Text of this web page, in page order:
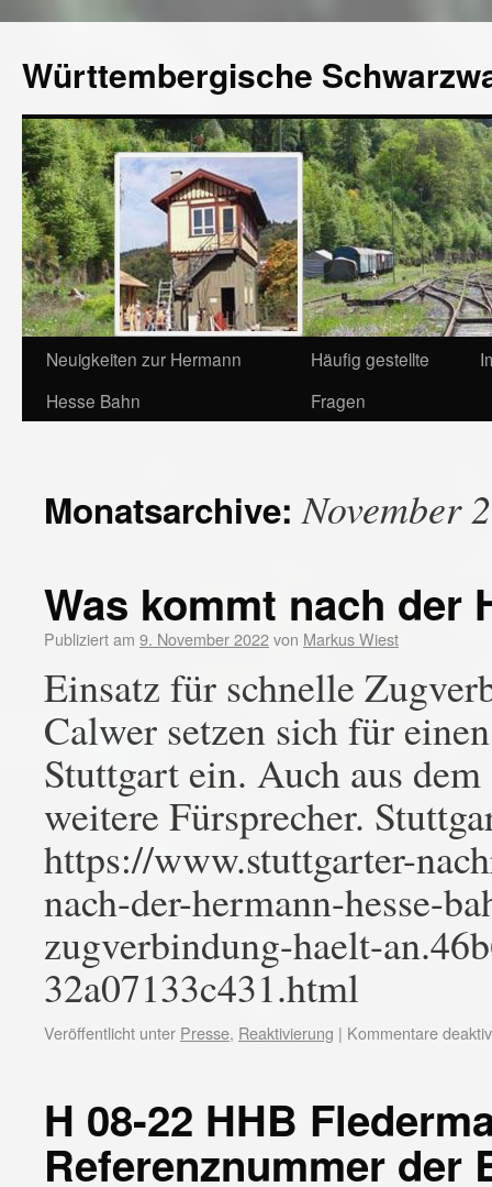
Württembergische
Neuigkeiten zur Hermann
Hesse Bahn
Häufig gestellte
Fragen
Monatsarchive:November
Was kommt nach der
Publiziert am 9. November 2022von Markus Wiest
Einsatz für schnelle
Calwer setzen sich für
Stuttgart ein. Auch aus
weitere Fürsprecher.
https://www.stuttgarter-
nach-der-hermann-hesse-
zugverbindung-haelt-
32a07133c431.html
Veröffentlicht unter Presse, Reaktivierung | Kommentare
H 08-22 HHB
Referenznummer der